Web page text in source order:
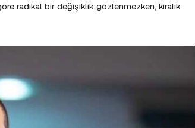
radikal bir değişiklik gözlenmezken, kiralık